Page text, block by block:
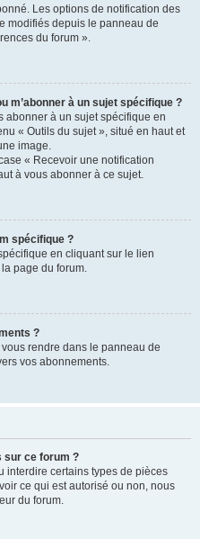
Les options de notification des
modifiés depuis le panneau de
du forum ».
m’abonner à un sujet spécifique ?
abonner à un sujet spécifique en
« Outils du sujet », situé en haut et
image.
« Recevoir une notification
à vous abonner à ce sujet.
spécifique ?
en cliquant sur le lien
page du forum.
?
rendre dans le panneau de
vos abonnements.
sur ce forum ?
interdire certains types de pièces
ce qui est autorisé ou non, nous
du forum.